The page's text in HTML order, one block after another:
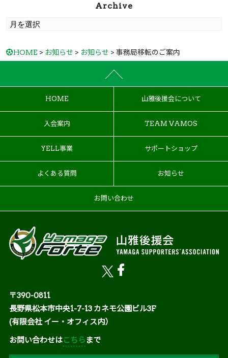
Archive
HOME > お知らせ > お知らせ > 事務局移転のご案内
HOME 山雅後援会について
入会案内 TEAM VAMOS
YELL事業 サポートショップ
よくある質問 お知らせ
お問い合わせ
〒390-0811
長野県松本市中央1-7-13 カネモ公園ビル3F
(有限会社 イー・オフィス内）
お問い合わせはこちら まで